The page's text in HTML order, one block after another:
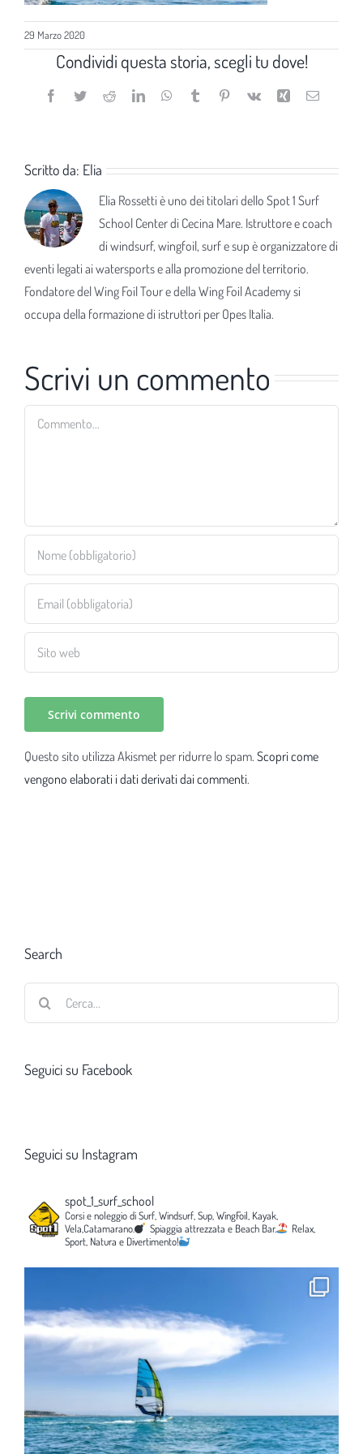
29 Marzo 2020
Condividi questa storia, scegli tu dove!
Facebook
TwitterRedditLinkedInWhatsApp
TumblrPinterest
Vk Xing Email
Scritto da: Elia
Elia Rossetti è uno dei titolari dello Spot 1 Surf
School Center di Cecina Mare. Istruttore e coach
di windsurf, wingfoil, surf e sup è organizzatore di
eventi legati ai watersports e alla promozione del territorio.
Fondatore del Wing Foil Tour e della Wing Foil Academy si
occupa della formazione di istruttori per Opes Italia.
Scrivi un commento
Commento
Questo sito utilizza Akismet per ridurre lo spam. Scopri come
vengono elaborati i dati derivati dai commenti.
Search
Seguici su Facebook
Seguici su Instagram
spot_1_surf_school
Corsi e noleggio di Surf, Windsurf, Sup, WingFoil, Kayak,
Vela,Catamarano.
Spiaggia attrezzata e Beach Bar.
Relax,
Sport, Natura e Divertimento!